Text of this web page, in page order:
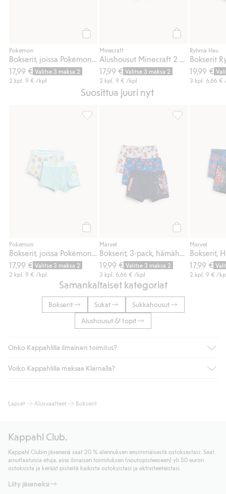
Pokémon
17,99 € Valitse 3 maksa 2
2 kpl. 9 € /kpl
Minecraft
17,99 € Valitse 3 maksa 2
2 kpl.9 € /kpl
Ryhmä Hau
19,99 €
3 kpl.6,66 €
Suosittua juuri nyt
Pokémon
17,99 € Valitse 3 maksa 2
2 kpl. 9 € /kpl
Marvel
19,99 € Valitse 3 maksa 2
3 kpl.6,66 € /kpl
Marvel
17,99 €
2 kpl.9 € /
Samankaltaiset kategoriat
Bokserit Sukat
Sukkahousut
Alushousut & topit
Onko Kappahlilla ilmainen toimitus?
Jos olet Kappahl Clubin jäsen, saat aina ilmaisen toimituksen
kotiinkuljetusta). Toimituskulut poistuvat automaattisesti, kun
noutopisteeseen tai pakettiautomaattiin ja PostNordin
kotiinkuljetuksella 6,99 €, riippumatta ostosummasta.
Lue lisää
Voiko Kappahlilla maksaa Klarnalla?
maksutavat, kuten laskun, sekä muita maksuvaihtoehtoja.
Lisätietoja Klarnan maksuehdoista
Lue lisää
Lapset Alusvaatteet Bokserit
Kappahl Club.
Kappahl Clubin jäsenenä saat 20 % alennuksen ensimmäisestä ostoksestasi. Saat
ainutlaatuisia etuja, aina ilmaisen toimituksen (noutopisteeseen) yli 50 euron
ostoksista ja keräät pisteitä kaikista ostoksistasi ja aktiviteeteistasi.
Liity jäseneksi